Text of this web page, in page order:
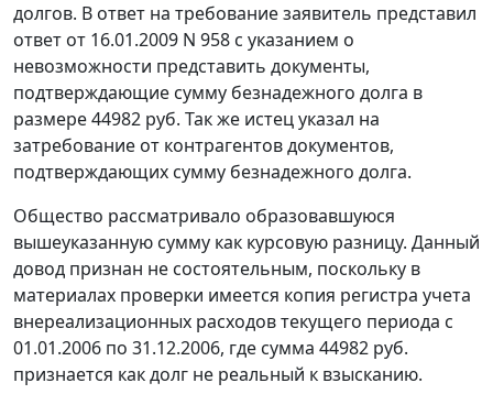
долгов. В ответ на требование заявитель представил
ответ от 16.01.2009 N 958 с указанием о
невозможности представить документы,
подтверждающие сумму безнадежного долга в
размере 44982 руб. Так же истец указал на
затребование от контрагентов документов,
подтверждающих сумму безнадежного долга.
Общество рассматривало образовавшуюся
вышеуказанную сумму как курсовую разницу. Данный
довод признан не состоятельным, поскольку в
материалах проверки имеется копия регистра учета
внереализационных расходов текущего периода с
01.01.2006 по 31.12.2006, где сумма 44982 руб.
признается как долг не реальный к взысканию.